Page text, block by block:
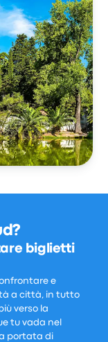
biglietti
e
a città, in tutto
verso la
tu vada nel
portata di